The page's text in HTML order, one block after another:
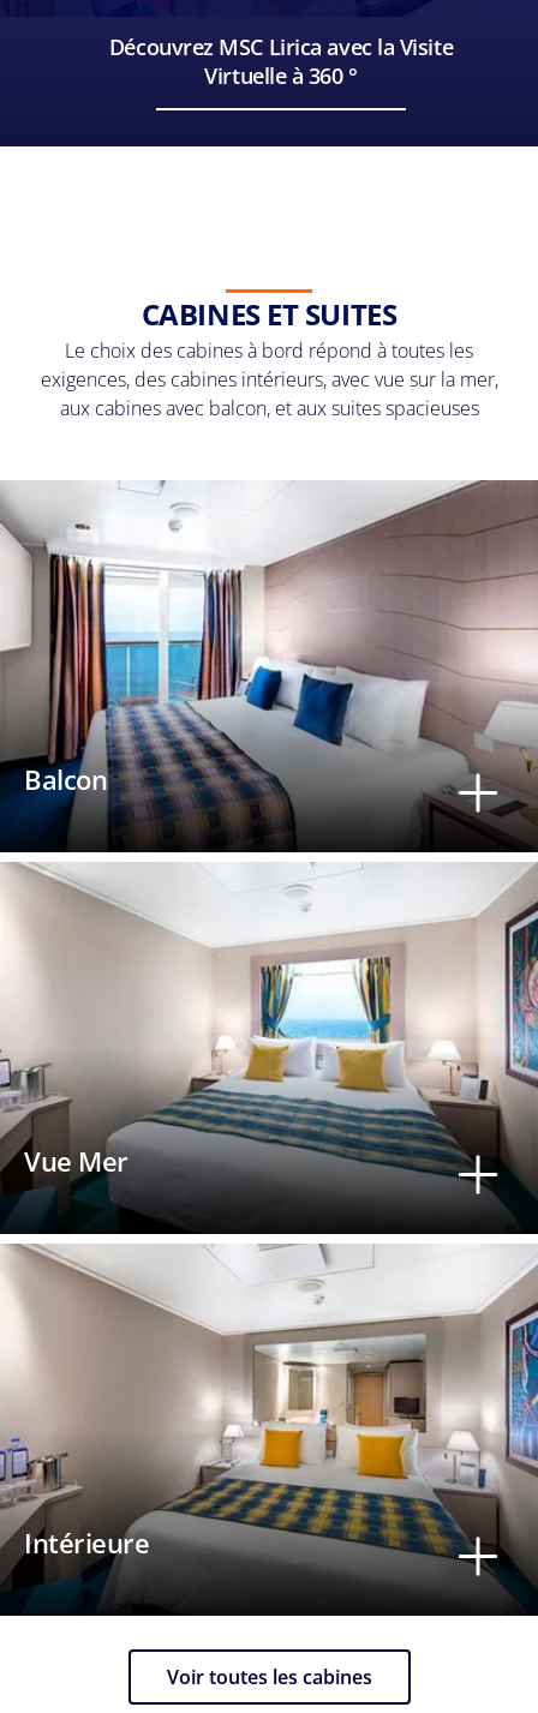
Découvrez MSC Lirica avec la Visite
Virtuelle à 360 °
CABINES ET SUITES
Le choix des cabines à bord répond à toutes les
exigences, des cabines intérieurs, avec vue sur la mer,
aux cabines avec balcon, et aux suites spacieuses
Balcon
Vue Mer
Intérieure
Voir toutes les cabines